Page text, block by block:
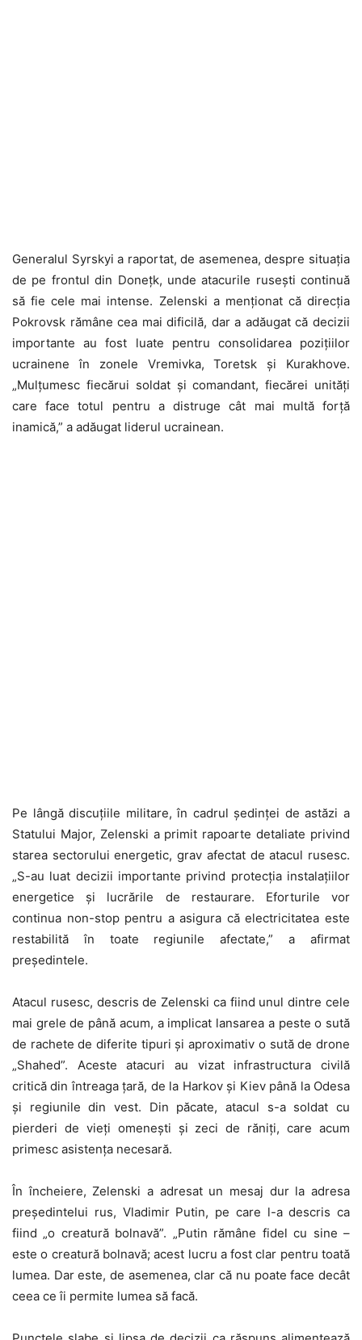
Generalul Syrskyi a raportat, de asemenea, despre situația
de pe frontul din Donețk, unde atacurile rusești continuă
să fie cele mai intense. Zelenski a menționat că direcția
Pokrovsk rămâne cea mai dificilă, dar a adăugat că decizii
importante au fost luate pentru consolidarea pozițiilor
ucrainene în zonele Vremivka, Toretsk și Kurakhove.
„Mulțumesc fiecărui soldat și comandant, fiecărei unități
care face totul pentru a distruge cât mai multă forță
inamică,” a adăugat liderul ucrainean.
Pe lângă discuțiile militare, în cadrul ședinței de astăzi a
Statului Major, Zelenski a primit rapoarte detaliate privind
starea sectorului energetic, grav afectat de atacul rusesc.
„S-au luat decizii importante privind protecția instalațiilor
energetice și lucrările de restaurare. Eforturile vor
continua non-stop pentru a asigura că electricitatea este
restabilită în toate regiunile afectate,” a afirmat
președintele.
Atacul rusesc, descris de Zelenski ca fiind unul dintre cele
mai grele de până acum, a implicat lansarea a peste o sută
de rachete de diferite tipuri și aproximativ o sută de drone
„Shahed”. Aceste atacuri au vizat infrastructura civilă
critică din întreaga țară, de la Harkov și Kiev până la Odesa
și regiunile din vest. Din păcate, atacul s-a soldat cu
pierderi de vieți omenești și zeci de răniți, care acum
primesc asistența necesară.
În încheiere, Zelenski a adresat un mesaj dur la adresa
președintelui rus, Vladimir Putin, pe care l-a descris ca
fiind „o creatură bolnavă”. „Putin rămâne fidel cu sine –
este o creatură bolnavă; acest lucru a fost clar pentru toată
lumea. Dar este, de asemenea, clar că nu poate face decât
ceea ce îi permite lumea să facă.